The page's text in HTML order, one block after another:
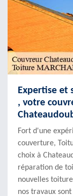
Expertise et
, votre
Fort d'une
couverture,
choix à
réparation de
nouvelles
nos travaux